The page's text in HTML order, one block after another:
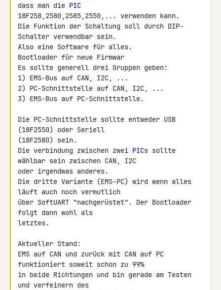
dass man die PIC
18F258,2580,2585,2550,... verwenden kann.
Die Funktion der Schaltung soll durch DIP-
Schalter verwendbar sein.
Also eine Software für alles.
Bootloader für neue Firmwar
Es sollte generell drei Gruppen geben:
1) EMS-Bus auf CAN, I2C, ...
2) PC-Schnittstelle auf CAN, I2C, ...
3) EMS-Bus auf PC-Schnittstelle.
Die PC-Schnittstelle sollte entweder USB
(18F2550) oder Seriell
(18F2580) sein.
Die verbindung zwischen zwei PICs sollte
wählbar sein zwischen CAN, I2C
oder irgendwas anderes.
Die dritte Variante (EMS-PC) wird wenn alles
läuft auch noch vermutlich
über SoftUART "nachgerüstet". Der Bootloader
folgt dann wohl als
letztes.
Aktueller Stand:
EMS auf CAN und zurück mit CAN auf PC
funktioniert soweit schon zu 99%
in beide Richtungen und bin gerade am Testen
und verfeinern des